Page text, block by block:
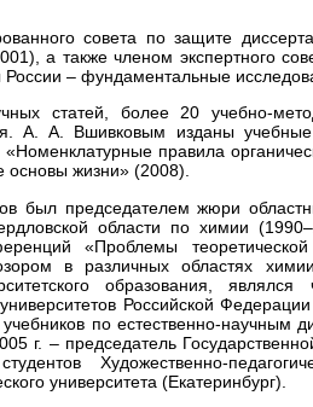
совета по защите
а также членом экспертного
– фундаментальные
статей, более 20 учебно-
А. А. Вшивковым изданы
правила
жизни» (2008).
был председателем жюри
области по химии
«Проблемы
в различных областях
образования,
Российской
по естественно-научным
г. – председатель
Художественно-
университета (Екатеринбург).